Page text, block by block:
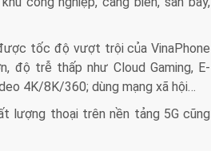
tốc độ vượt trội của VinaPhone
độ trễ thấp như Cloud Gaming, E-
4K/8K/360; dùng mạng xã hội…
lượng thoại trên nền tảng 5G cũng